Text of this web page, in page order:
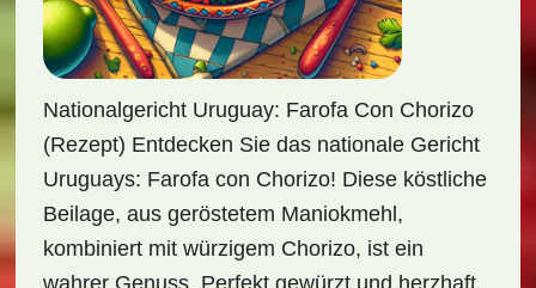
Nationalgericht Uruguay: Farofa Con Chorizo
(Rezept) Entdecken Sie das nationale Gericht
Uruguays: Farofa con Chorizo! Diese köstliche
Beilage, aus geröstetem Maniokmehl,
kombiniert mit würzigem Chorizo, ist ein
wahrer Genuss. Perfekt gewürzt und herzhaft,